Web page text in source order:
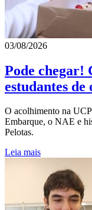
03/08/2026
Pode chegar!
estudantes de
O acolhimento na
Embarque, o NAE e
Pelotas.
Leia mais